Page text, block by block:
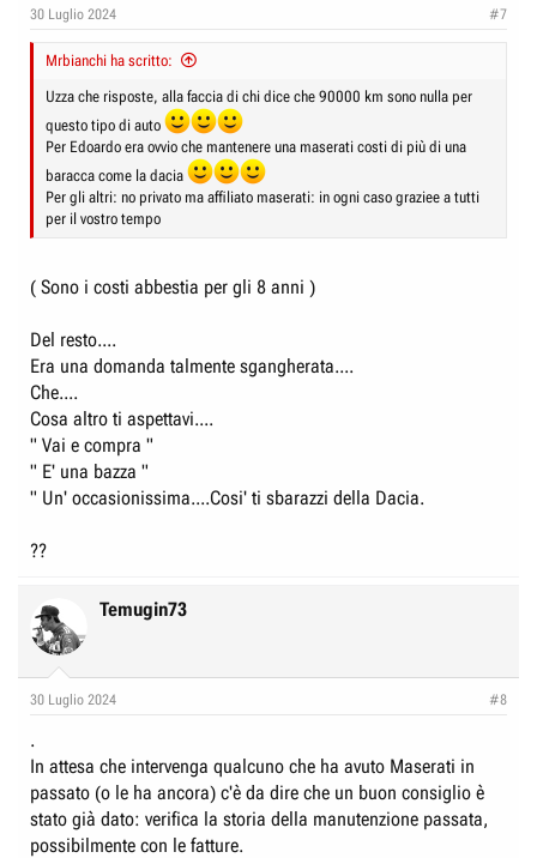
30 Luglio 2024 #7
Mrbianchi ha scritto:
Uzza che risposte, alla faccia di chi dice che 90000 km sono nulla per
questo tipo di auto
Per Edoardo era ovvio che mantenere una maserati costi di più di una
baracca come la dacia
Per gli altri: no privato ma affiliato maserati: in ogni caso graziee a tutti
per il vostro tempo
( Sono i costi abbestia per gli 8 anni )
Del resto....
Era una domanda talmente sgangherata....
Che....
Cosa altro ti aspettavi....
" Vai e compra "
" E' una bazza "
" Un' occasionissima....Cosi' ti sbarazzi della Dacia.
??
Temugin73
30 Luglio 2024 #8
.
In attesa che intervenga qualcuno che ha avuto Maserati in
passato (o le ha ancora) c'è da dire che un buon consiglio è
stato già dato: verifica la storia della manutenzione passata,
possibilmente con le fatture.